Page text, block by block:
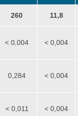
260 11,8
< 0,004 < 0,004
0,284 < 0,004
< 0,011 < 0,004